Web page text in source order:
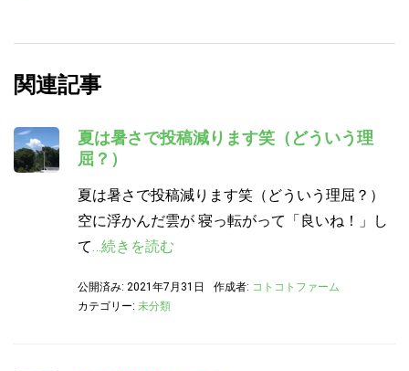
関連記事
夏は暑さで投稿減ります笑（どういう理
屈？）
夏は暑さで投稿減ります笑（どういう理屈？）
空に浮かんだ雲が 寝っ転がって「良いね！」し
て
…続きを読む
公開済み: 2021年7月31日 作成者: コトコトファーム
カテゴリー: 未分類